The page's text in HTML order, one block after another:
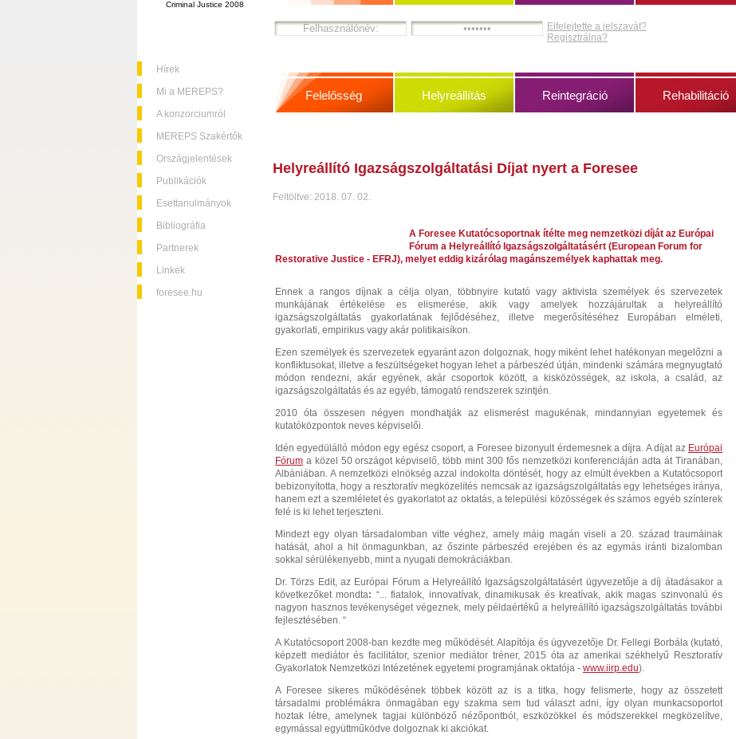
Criminal Justice 2008
Hírek
Mi a MEREPS?
A konzorciumról
MEREPS Szakértők
Országjelentések
Publikációk
Esettanulmányok
Bibliográfia
Partnerek
Linkek
foresee.hu
Elfelejtette a jelszavát?
Regisztrálna?
Felelősség Helyreállítás Reintegráció Rehabilitáció
Helyreállító Igazságszolgáltatási Díjat nyert a Foresee
Feltöltve: 2018. 07. 02.
A Foresee Kutatócsoportnak ítélte meg nemzetközi díját az Európai
Fórum a Helyreállító Igazságszolgáltatásért (European Forum for
Restorative Justice - EFRJ), melyet eddig kizárólag magánszemélyek kaphattak meg.
Ennek a rangos díjnak a céljaolyan, többnyire kutató vagy aktivista személyek és szervezetek
munkájának értékelése es elismerése, akik vagy amelyek hozzájárultak a helyreállító
igazságszolgáltatás gyakorlatának fejlődéséhez, illetve megerősítéséhez Europában elméleti,
gyakorlati, empirikus vagy akár politikaisíkon.
Ezen személyek és szervezetek egyaránt azon dolgoznak, hogy miként lehet hatékonyan megelőzni a
konfliktusokat, illetve a feszültségeket hogyan lehet a párbeszéd útján, mindenki számára megnyugtató
módon rendezni, akár egyének, akár csoportok között, a kisközösségek, az iskola, a család, az
igazságszolgáltatás és az egyéb, támogató rendszerek szintjén.
2010 óta összesen négyen mondhatják az elismerést magukénak, mindannyian egyetemek és
kutatóközpontok neves képviselői.
Idén egyedülálló módon egy egész csoport, a Foresee bizonyult érdemesnek a díjra. A díjat az Európai
Fórum a közel 50 országot képviselő, több mint 300 fős nemzetközi konferenciáján adta át Tiranában,
Albániában. A nemzetközi elnökség azzal indokolta döntését, hogy az elmúlt években a Kutatócsoport
bebizonyította, hogy a resztoratív megközelítés nemcsak az igazságszolgáltatás egy lehetséges iránya,
hanem ezt a szemléletet és gyakorlatot az oktatás, a települési közösségek és számos egyéb színterek
felé is ki lehet terjeszteni.
Mindezt egy olyan társadalomban vitte véghez, amely máig magán viseli a 20. század traumáinak
hatását, ahol a hit önmagunkban, az őszinte párbeszéd erejében és az egymás iránti bizalomban
sokkal sérülékenyebb, mint a nyugati demokráciákban.
Dr. Törzs Edit, az Európai Fórum a Helyreállító Igazságszolgáltatásért ügyvezetője a díj átadásakor a
következőket mondta: “... fiatalok, innovatívak, dinamikusak és kreatívak, akik magas szinvonalú és
nagyon hasznos tevékenységet végeznek, mely példaértékű a helyreállító igazságszolgáltatás további
fejlesztésében. “
A Kutatócsoport 2008-ban kezdte meg működését. Alapítója és ügyvezetője Dr. Fellegi Borbála (kutató,
képzett mediátor és facilitátor, szenior mediátor tréner, 2015 óta az amerikai székhelyű Resztoratív
Gyakorlatok Nemzetközi Intézetének egyetemi programjának oktatója - www.iirp.edu).
A Foresee sikeres működésének többek között az is a titka, hogy felismerte, hogy az összetett
társadalmi problémákra önmagában egy szakma sem tud választ adni, így olyan munkacsoportot
hoztak létre, amelynek tagjai különböző nézőpontból, eszközökkel és módszerekkel megközelítve,
egymással együttműködve dolgoznak ki akciókat.